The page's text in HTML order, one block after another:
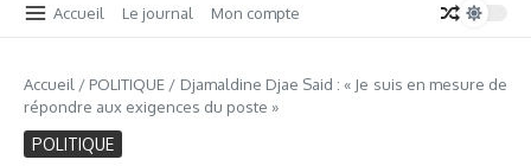
Accueil Le journal Mon compte
Accueil / POLITIQUE / Djamaldine Djae Said : « Je suis en mesure de
répondre aux exigences du poste »
POLITIQUE